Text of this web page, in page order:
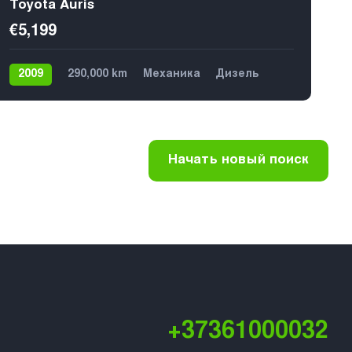
Toyota Auris
€5,199
2009 290,000 km Механика
Дизель
Начать новый поиск
+37361000032